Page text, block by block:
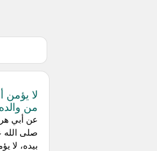
لا يؤمن
من
عن أبي
صلى الله
بيده، لا